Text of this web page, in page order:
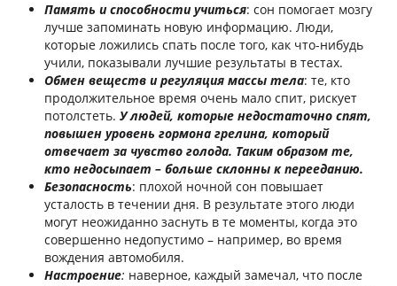
Память и способности учиться: сон помогает мозгу
лучше запоминать новую информацию. Люди,
которые ложились спать после того, как что-нибудь
учили, показывали лучшие результаты в тестах.
Обмен веществ и регуляция массы тела: те, кто
продолжительное время очень мало спит, рискует
потолстеть. У людей, которые недостаточно спят,
повышен уровень гормона грелина, который
отвечает за чувство голода. Таким образом те,
кто недосыпает – больше склонны к перееданию.
Безопасность: плохой ночной сон повышает
усталость в течении дня. В результате этого люди
могут неожиданно заснуть в те моменты, когда это
совершенно недопустимо – например, во время
вождения автомобиля.
Настроение: наверное, каждый замечал, что после